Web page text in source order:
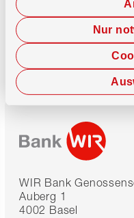
Nur
Jetzt chatten
WIR Bank
Auberg 1
4002 Basel